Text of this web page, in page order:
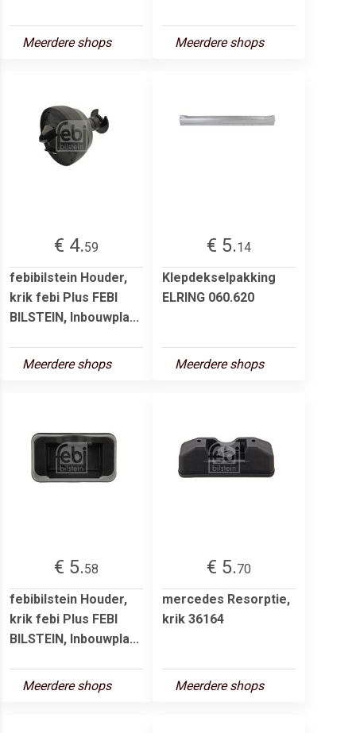
Meerdere shops Meerdere shops
€ 4.59
febibilstein Houder,
krik febi Plus FEBI
BILSTEIN, Inbouwpla...
Meerdere shops
€ 5.14
Klepdekselpakking
ELRING 060.620
Meerdere shops
€ 5.58
febibilstein Houder,
krik febi Plus FEBI
BILSTEIN, Inbouwpla...
Meerdere shops
€ 5.70
mercedes Resorptie,
krik 36164
Meerdere shops